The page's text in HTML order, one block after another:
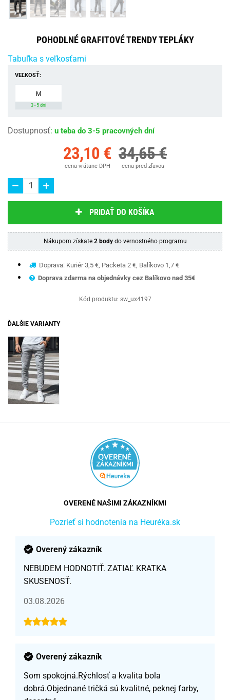
POHODLNÉ GRAFITOVÉ TRENDY TEPLÁKY
Tabuľka s veľkosťami
VEĽKOSŤ:
M
3 - 5 dní
Dostupnosť: u teba do 3-5 pracovných dní
23,10 €
cena vrátane DPH
34,65 €
cena pred zľavou
PRIDAŤ DO KOŠÍKA
Nákupom získate 2 bodydo vernostného programu
Doprava: Kuriér 3,5 €, Packeta 2 €, Balíkovo 1,7 €
Doprava zdarma na objednávky cez Balíkovo nad 35€
Kód produktu: sw_ux4197
ĎALŠIE VARIANTY
OVERENÉ NAŠIMI ZÁKAZNÍKMI
Pozrieť si hodnotenia na Heuréka.sk
Overený zákazník
NEBUDEM HODNOTIŤ. ZATIAĽ KRATKA
SKUSENOSŤ.
03.08.2026
Overený zákazník
Som spokojná.Rýchlosť a kvalita bola
dobrá.Objednané tričká sú kvalitné, peknej farby,